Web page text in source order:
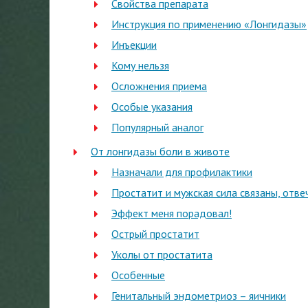
Свойства препарата
Инструкция по применению «Лонгидазы»
Инъекции
Кому нельзя
Осложнения приема
Особые указания
Популярный аналог
От лонгидазы боли в животе
Назначали для профилактики
Простатит и мужская сила связаны,
Эффект меня порадовал!
Острый простатит
Уколы от простатита
Особенные
Генитальный эндометриоз – яичники